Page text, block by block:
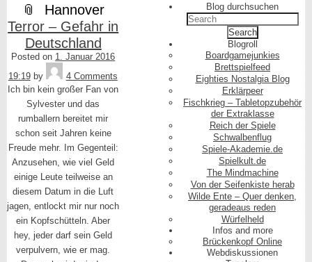
Hannover
Terror – Gefahr in
Deutschland
Posted on 1. Januar 2016
19:19 by
4 Comments
Ich bin kein großer Fan von
Sylvester und das
rumballern bereitet mir
schon seit Jahren keine
Freude mehr. Im Gegenteil:
Anzusehen, wie viel Geld
einige Leute teilweise an
diesem Datum in die Luft
jagen, entlockt mir nur noch
ein Kopfschütteln. Aber
hey, jeder darf sein Geld
verpulvern, wie er mag.
Blog durchsuchen
Search
for:
Blogroll
Boardgamejunkies
Brettspielfeed
Eighties Nostalgia Blog
Erklärpeer
Fischkrieg – Tabletopzubehör
der Extraklasse
Reich der Spiele
Schwalbenflug
Spiele-Akademie.de
Spielkult.de
The Mindmachine
Von der Seifenkiste herab
Wilde Ente – Quer denken,
geradeaus reden
Würfelheld
Infos and more
Brückenkopf Online
Webdiskussionen